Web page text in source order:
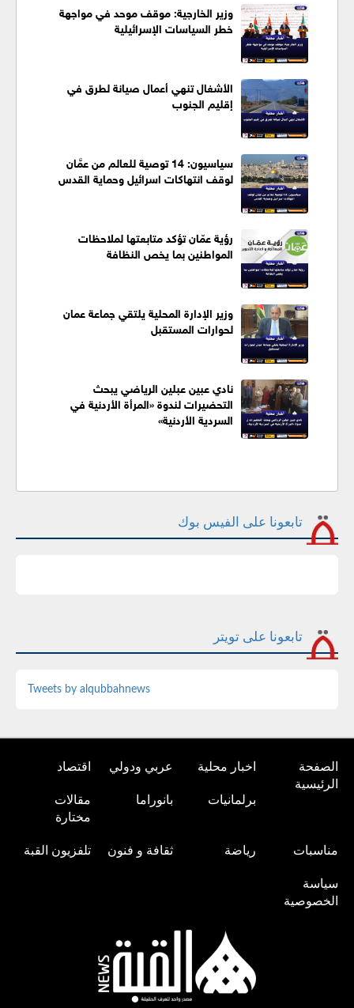
وزير الخارجية: موقف موحد في مواجهة
خطر السياسات الإسرائيلية
الأشغال تنهي أعمال صيانة لطرق في
إقليم الجنوب
سياسيون: 14 توصية للعالم من عمَّان
لوقف انتهاكات اسرائيل وحماية القدس
رؤية عمّان تؤكد متابعتها لملاحظات
المواطنين بما يخص النظافة
وزير الإدارة المحلية يلتقي جماعة عمان
لحوارات المستقبل
نادي عبين عبلين الرياضي يبحث
التحضيرات لندوة «المرأة الأردنية في
السردية الأردنية»
تابعونا على الفيس بوك
تابعونا على تويتر
Tweets by alqubbahnews
الصفحة
الرئيسية
اخبار محلية عربي ودولي اقتصاد
برلمانيات بانوراما
مقالات
مختارة
مناسبات رياضة ثقافة و فنون تلفزيون القبة
سياسة
الخصوصية